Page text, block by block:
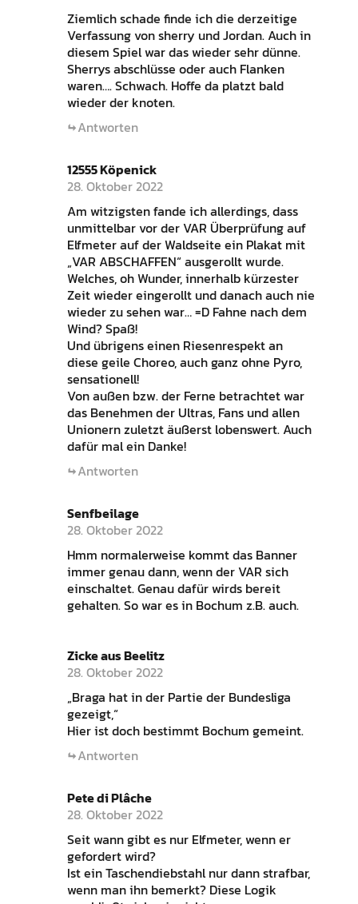
Ziemlich schade finde ich die derzeitige
Verfassung von sherry und Jordan. Auch in
diesem Spiel war das wieder sehr dünne.
Sherrys abschlüsse oder auch Flanken
waren…. Schwach. Hoffe da platzt bald
wieder der knoten.
Antworten
12555 Köpenick
28. Oktober 2022
Am witzigsten fande ich allerdings, dass
unmittelbar vor der VAR Überprüfung auf
Elfmeter auf der Waldseite ein Plakat mit
„VAR ABSCHAFFEN“ ausgerollt wurde.
Welches, oh Wunder, innerhalb kürzester
Zeit wieder eingerollt und danach auch nie
wieder zu sehen war… =D Fahne nach dem
Wind? Spaß!
Und übrigens einen Riesenrespekt an
diese geile Choreo, auch ganz ohne Pyro,
sensationell!
Von außen bzw. der Ferne betrachtet war
das Benehmen der Ultras, Fans und allen
Unionern zuletzt äußerst lobenswert. Auch
dafür mal ein Danke!
Antworten
Senfbeilage
28. Oktober 2022
Hmm normalerweise kommt das Banner
immer genau dann, wenn der VAR sich
einschaltet. Genau dafür wirds bereit
gehalten. So war es in Bochum z.B. auch.
Zicke aus Beelitz
28. Oktober 2022
„Braga hat in der Partie der Bundesliga
gezeigt,“
Hier ist doch bestimmt Bochum gemeint.
Antworten
Pete di Plâche
28. Oktober 2022
Seit wann gibt es nur Elfmeter, wenn er
gefordert wird?
Ist ein Taschendiebstahl nur dann strafbar,
wenn man ihn bemerkt? Diese Logik